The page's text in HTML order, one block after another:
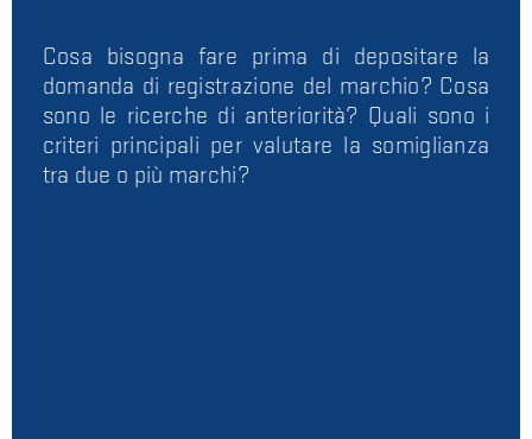
Cosa bisogna fare prima di depositare la
domanda di registrazione del marchio? Cosa
sono le ricerche di anteriorità? Quali sono i
criteri principali per valutare la somiglianza
tra due o più marchi?